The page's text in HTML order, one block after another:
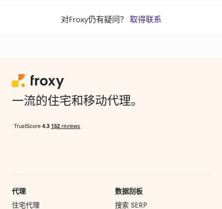
对Froxy仍有疑问？ 取得联系
一流的住宅和移动代理。
代理
住宅代理
数据刮板
搜索 SERP